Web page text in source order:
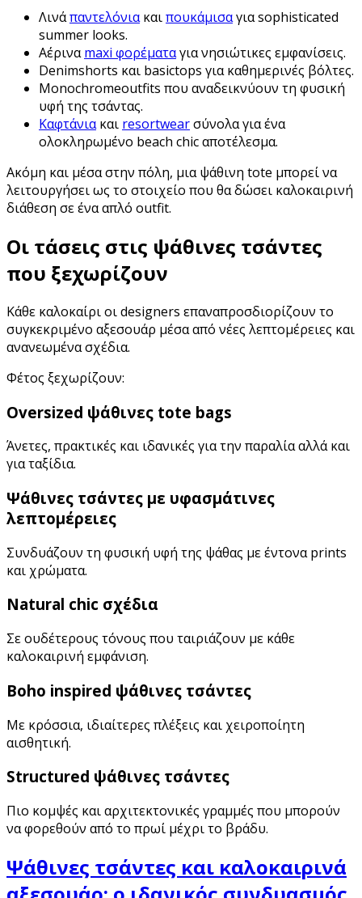
Λινάπαντελόνιακαιπουκάμισαγια sophisticated
summer looks.
Αέριναmaxi φορέματαγια νησιώτικες εμφανίσεις.
Denimshorts και basictops για καθημερινές βόλτες.
Monochromeoutfits που αναδεικνύουν τη φυσική
υφή της τσάντας.
Καφτάνιακαι resortwearσύνολα για ένα
ολοκληρωμένο beach chic αποτέλεσμα.
Ακόμη και μέσα στην πόλη, μια ψάθινη tote μπορεί να
λειτουργήσει ως το στοιχείο που θα δώσει καλοκαιρινή
διάθεση σε ένα απλό outfit.
Οι τάσεις στις ψάθινες τσάντες
που ξεχωρίζουν
Κάθε καλοκαίρι οι designers επαναπροσδιορίζουν το
συγκεκριμένο αξεσουάρ μέσα από νέες λεπτομέρειες και
ανανεωμένα σχέδια.
Φέτος ξεχωρίζουν:
Oversized ψάθινες tote bags
Άνετες, πρακτικές και ιδανικές για την παραλία αλλά και
για ταξίδια.
Ψάθινες τσάντες με υφασμάτινες
λεπτομέρειες
Συνδυάζουν τη φυσική υφή της ψάθας με έντονα prints
και χρώματα.
Natural chic σχέδια
Σε ουδέτερους τόνους που ταιριάζουν με κάθε
καλοκαιρινή εμφάνιση.
Boho inspired ψάθινες τσάντες
Με κρόσσια, ιδιαίτερες πλέξεις και χειροποίητη
αισθητική.
Structured ψάθινες τσάντες
Πιο κομψές και αρχιτεκτονικές γραμμές που μπορούν
να φορεθούν από το πρωί μέχρι το βράδυ.
Ψάθινες τσάντες και καλοκαιρινά